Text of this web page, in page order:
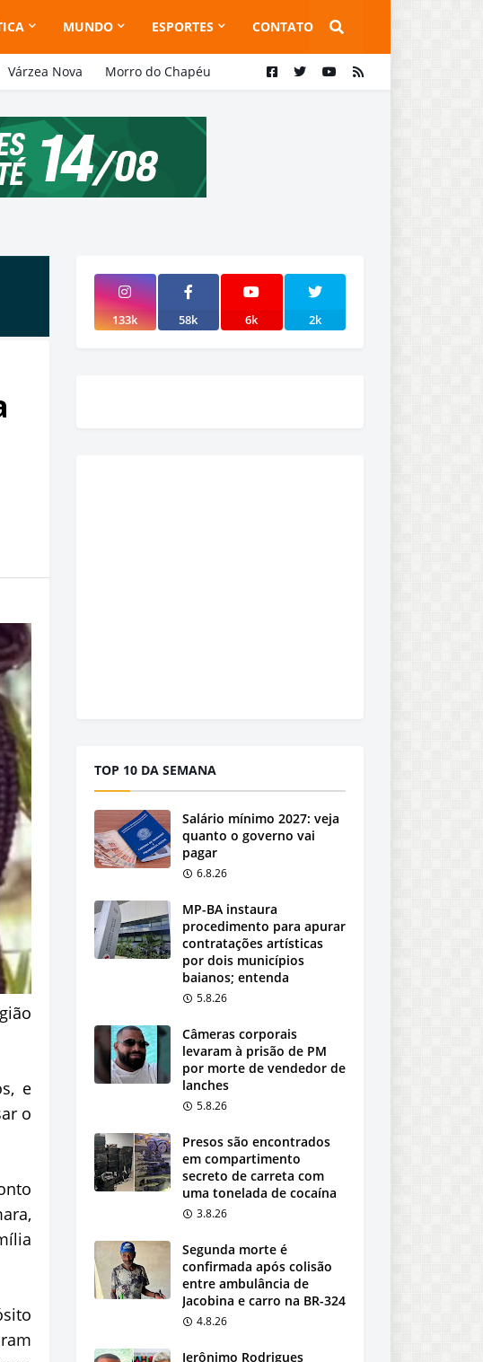
MUNDO ESPORTES CONTATO
Várzea Nova Morro do Chapéu
e
o
133k 58k 6k 2k
TOP 10 DA SEMANA
Salário mínimo 2027: veja
quanto o governo vai
pagar
6.8.26
MP-BA instaura
procedimento para apurar
contratações artísticas
por dois municípios
baianos; entenda
5.8.26
Câmeras corporais
levaram à prisão de PM
por morte de vendedor de
lanches
5.8.26
Presos são encontrados
em compartimento
secreto de carreta com
uma tonelada de cocaína
3.8.26
Segunda morte é
confirmada após colisão
entre ambulância de
Jacobina e carro na BR-324
4.8.26
Jerônimo Rodrigues